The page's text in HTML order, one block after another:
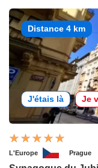
Distance 4 km
J'étais là Je
L'Europe Prague